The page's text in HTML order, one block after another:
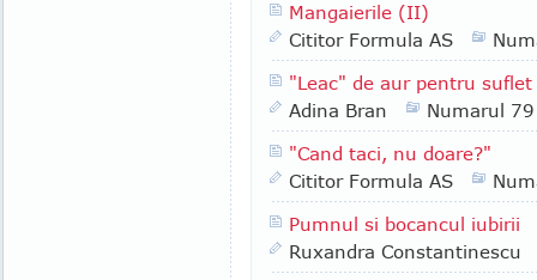
Mangaierile (II)
Cititor Formula AS
"Leac" de aur pentru
Adina Bran
Numarul
"Cand taci, nu doare?"
Cititor Formula AS
Pumnul si bocancul iubirii
Ruxandra Constantinescu